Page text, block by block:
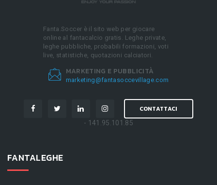
Fanta.Soccer è il sito web per giocare
online al fantacalcio gratis. Leghe private,
leghe pubbliche, probabili formazioni, voti
live, statistiche, quotazioni calciatori.
MARKETING E PUBBLICITÀ
marketing@fantasoccevillage.com
CONTATTACI
- 141.95.101.85
FANTALEGHE